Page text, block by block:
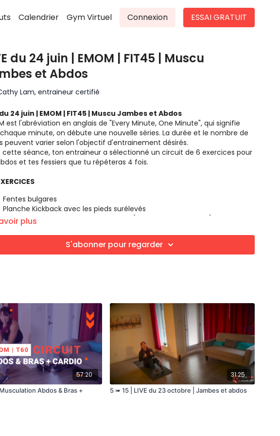
Calendrier Gym Virtuel Connexion ESSAI GRATUIT
du 24 juin | EMOM | FIT45 | Muscu
et Abdos
Lam, entraineur certifié
du 24 juin | EMOM | FIT45 | Muscu Jambes et Abdos
est l'abréviation en anglais de "Every Minute, One Minute", qui signifie
minute, on débute une nouvelle séries. La durée et le nombre de
peuvent varier selon l'objectif d'entrainement désirés.
cette séance, ton entraineur a sélectionné un circuit de 6 exercices pour
et tes fessiers que tu répéteras 4 fois.
Fentes bulgares
Planche Kickback avec les pieds surélevés
Exercice Ischios-Jambiers avec porte (Extension des genoux)
Planche latérale étoile
Chaise et kick
ronds
de sol
plus
S'abonner pour regarder
57:20
Abdos & Bras +
31:25
5 ➠ 15 | LIVE du 23 octobre | Jambes et abdos